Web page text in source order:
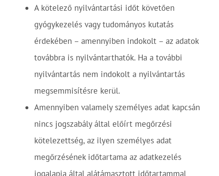
A kötelező nyilvántartási időt követően
gyógykezelés vagy tudományos kutatás
érdekében – amennyiben indokolt – az adatok
továbbra is nyilvántarthatók. Ha a további
nyilvántartás nem indokolt a nyilvántartás
megsemmisítésre kerül.
Amennyiben valamely személyes adat kapcsán
nincs jogszabály által előírt megőrzési
kötelezettség, az ilyen személyes adat
megőrzésének időtartama az adatkezelés
jogalapja által alátámasztott időtartammal